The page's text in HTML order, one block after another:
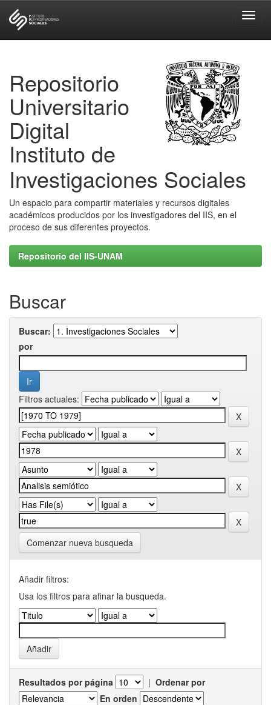
Repositorio
Universitario
Digital
Instituto de
Investigaciones Sociales
Un espacio para compartir materiales y recursos digitales
académicos producidos por los investigadores del IIS, en el
proceso de sus diferentes proyectos.
Repositorio del IIS-UNAM
Buscar
Buscar:
por
Filtros actuales:
Comenzar nueva busqueda
Añadir filtros:
Usa los filtros para afinar la busqueda.
Resultados por página | Ordenar por
En orden